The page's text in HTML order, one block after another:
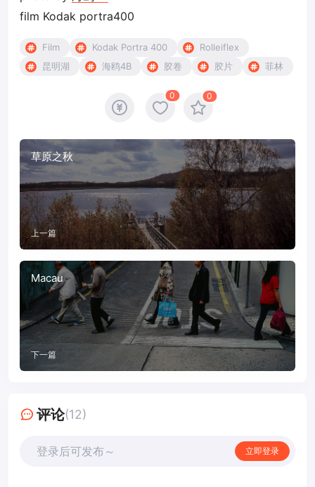
film Kodak portra400
Film Kodak Portra 400
Rolleiflex
昆明湖
海鸥4B 胶卷 胶片 菲林
0 0
草原之秋
上一篇
Macau
下一篇
评论(12)
登录后可发布～ 立即登录